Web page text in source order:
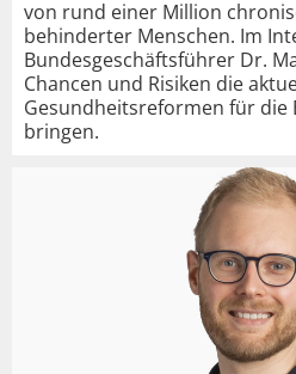
von rund einer Million
behinderter Menschen. Im
Bundesgeschäftsführer Dr.
Chancen und Risiken die
Gesundheitsreformen für die
bringen.